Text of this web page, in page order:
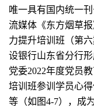
唯一具有国内统一
流媒体《东方烟草
力提升培训班（第
设银行山东省分行
党委2022年度党员
培训班参训学员心
等（如图4-7），成